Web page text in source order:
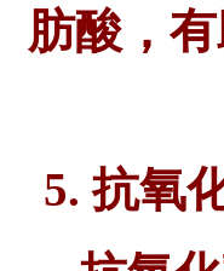
肪酸，
5. 抗氧